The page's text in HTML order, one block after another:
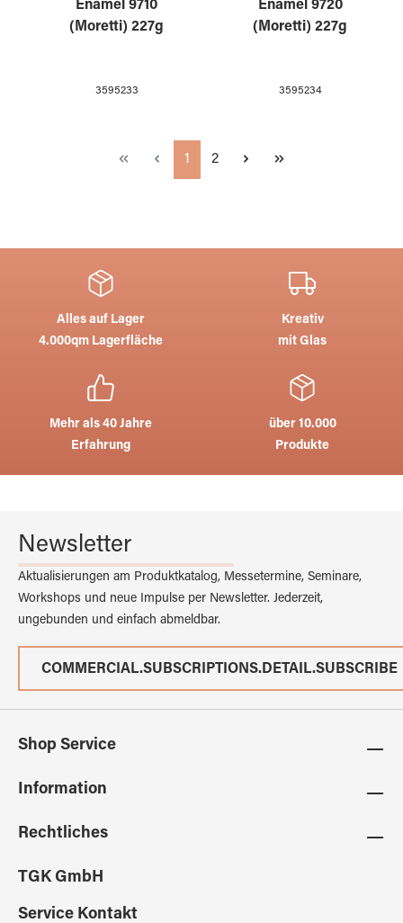
Enamel 9710
(Moretti) 227g
3595233
Enamel 9720
(Moretti) 227g
3595234
Seite
1 Seite
2
Alles auf Lager
4.000qm Lagerfläche
Kreativ
mit Glas
Mehr als 40 Jahre
Erfahrung
über 10.000
Produkte
Newsletter
Aktualisierungen am Produktkatalog, Messetermine, Seminare,
Workshops und neue Impulse per Newsletter. Jederzeit,
ungebunden und einfach abmeldbar.
COMMERCIAL.SUBSCRIPTIONS.DETAIL.SUBSCRIBE
Shop Service
Information
Rechtliches
TGK GmbH
Service Kontakt